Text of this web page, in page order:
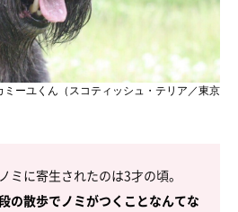
ーユくん（スコティッシュ・テリア／東京
ミに寄生されたのは3才の頃。
の散歩でノミがつくことなんてな